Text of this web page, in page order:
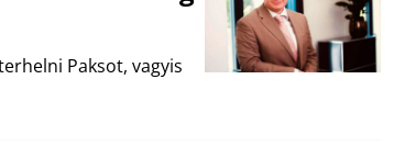
Paksot, vagyis